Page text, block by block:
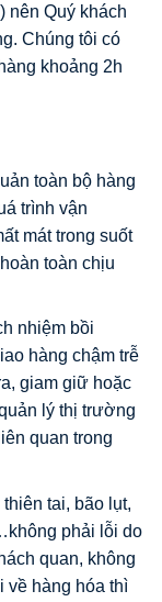
nên Quý khách
Chúng tôi có
khoảng 2h
toàn bộ hàng
trình vận
mát trong suốt
toàn chịu
nhiệm bồi
hàng chậm trễ
giam giữ hoặc
lý thị trường
quan trong
tai, bão lụt,
phải lỗi do
quan, không
hàng hóa thì